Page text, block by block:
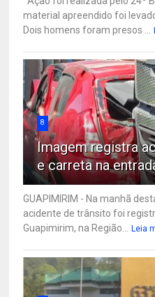
material apreendido foi
Dois homens foram presos ...
8
Imagem registra
e carreta na
GUAPIMIRIM - Na manhã
acidente de trânsito foi
Guapimirim, na Região...
Leia